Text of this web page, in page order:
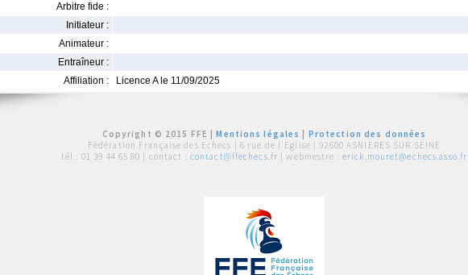
Arbitre fide :
Initiateur :
Animateur :
Entraîneur :
Affiliation :
Licence A le 11/09/2025
Copyright © 2015 FFE |Mentions légales
Protection des données
Fédération Française des Echecs | 6 rue de l'Eglise | 92600 ASNIERES SUR SEINE
tél : 01 39 44 65 80 | contact : contact@ffechecs.fr | webmestre : erick.mouret@echecs.asso.fr